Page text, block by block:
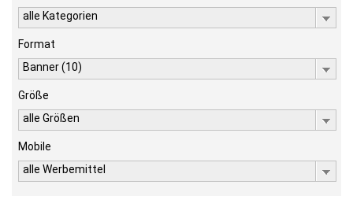
alle Kategorien
Format
Banner (10)
Größe
alle Größen
Mobile
alle Werbemittel